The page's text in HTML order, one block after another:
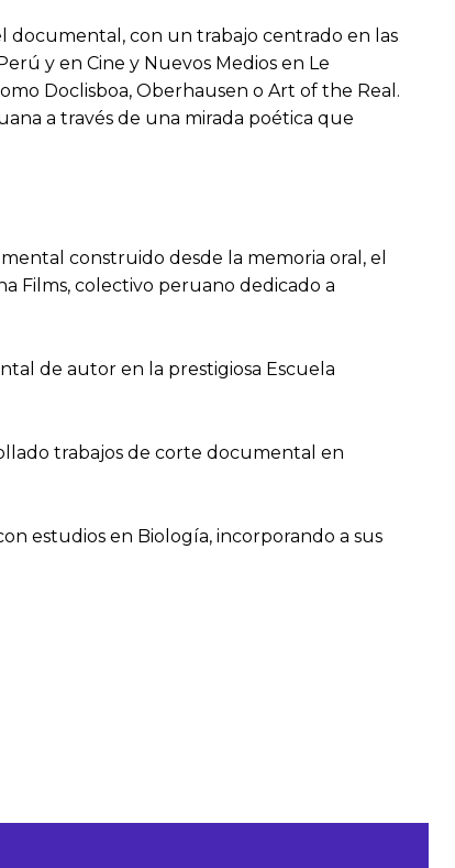
documental, con un trabajo centrado en las
y en Cine y Nuevos Medios en Le
Doclisboa, Oberhausen o Art of the Real.
a través de una mirada poética que
construido desde la memoria oral, el
Films, colectivo peruano dedicado a
de autor en la prestigiosa Escuela
trabajos de corte documental en
estudios en Biología, incorporando a sus